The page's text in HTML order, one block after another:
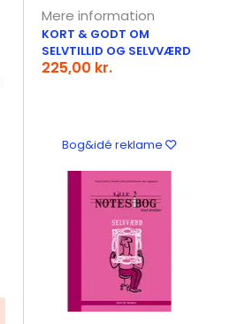
Mere information
KORT & GODT OM
SELVTILLID OG SELVVÆRD
225,00 kr.
Bog&idé reklame